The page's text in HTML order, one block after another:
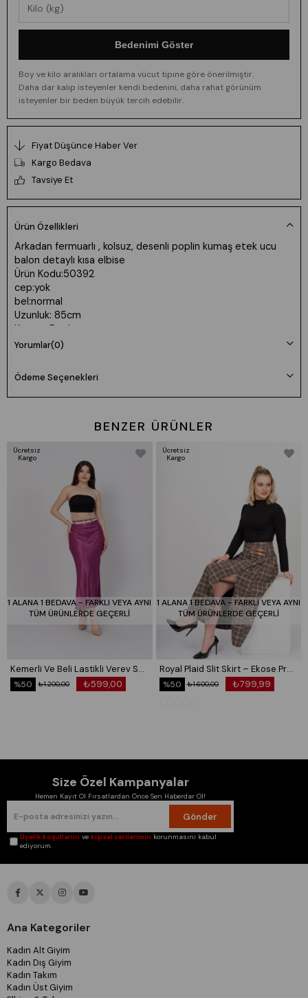
Bedenimi Göster
Boy ve kilo aralıkları ortalama vücut tipine göre önerilmiştir.
Daha dar kalıp isteyenler kendi bedenini, daha rahat görünüm
isteyenler bir beden büyük tercih edebilir.
Fiyat Düşünce Haber Ver
Kargo Bedava
Tavsiye Et
Ürün Özellikleri
Arkadan fermuarlı , kolsuz, desenli poplin kumaş etek ucu
balon detaylı kısa elbise
Ürün Kodu:50392
cep:yok
bel:normal
Uzunluk: 85cm
Kumaş: Poplin
Beden seçimi vücut tipine göre değişiklik gösterebilir.
Daha rahat kalıp isteyenler bir beden büyük tercih edebilir.
Yorumlar(0)
Ödeme Seçenekleri
BENZER ÜRÜNLER
1 ALANA 1 BEDAVA - FARKLI VEYA AYNI
TÜM ÜRÜNLERDE GEÇERLİ
Kemerli Ve Beli Lastikli Verev Saten Etek 6791
₺599,00
₺1.200,00
%50
Ücretsiz
Kargo
1 ALANA 1 BEDAVA - FARKLI VEYA AYNI
TÜM ÜRÜNLERDE GEÇERLİ
Royal Plaid Slit Skirt – Ekose Premium Maxi Etek 6831
₺799,99
₺1.600,00
%50
Ücretsiz
Kargo
Size Özel Kampanyalar
Hemen Kayıt Ol Fırsatlardan Önce Sen Haberdar Ol!
Gönder
Üyelik koşullarını vekişisel verilerimin korunmasını kabul
ediyorum.
Ana Kategoriler
Kadın Alt Giyim
Kadın Dış Giyim
Kadın Takım
Kadın Üst Giyim